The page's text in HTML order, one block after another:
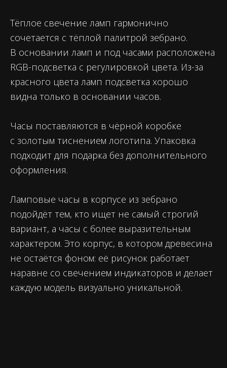
Тёплое свечение ламп гармонично
сочетается с тёплой палитрой зебрано.
В основании ламп и под часами расположена
RGB-подсветка с регулировкой цвета. Из-за
красного цвета ламп подсветка хорошо
видна только в основании часов.
Часы поставляются в чёрной коробке
с золотым тиснением логотипа. Упаковка
подходит для подарка без дополнительного
оформления.
Ламповые часы в корпусе из зебрано
подойдёт тем, кто ищет не самый строгий
вариант, а часы с более выразительным
характером. Это корпус, в котором древесина
не остаётся фоном: её рисунок работает
наравне со свечением индикаторов и делает
каждую модель визуально уникальной.